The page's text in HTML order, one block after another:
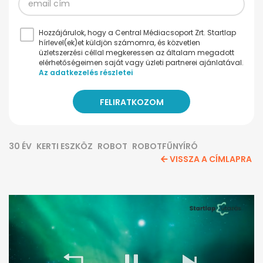
Hozzájárulok, hogy a Central Médiacsoport Zrt. Startlap
hírlevel(ek)et küldjön számomra, és közvetlen
üzletszerzési céllal megkeressen az általam megadott
elérhetőségeimen saját vagy üzleti partnerei ajánlatával.
Az adatkezelés részletei
30 ÉV KERTI ESZKÖZ ROBOT ROBOTFŰNYÍRÓ
VISSZA A CÍMLAPRA